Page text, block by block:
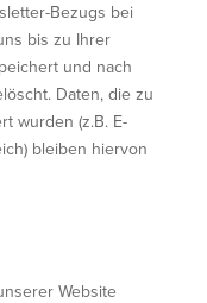
Bezugs bei
bis zu Ihrer
und nach
Daten, die zu
wurden (z.B. E-
bleiben hiervon
Website